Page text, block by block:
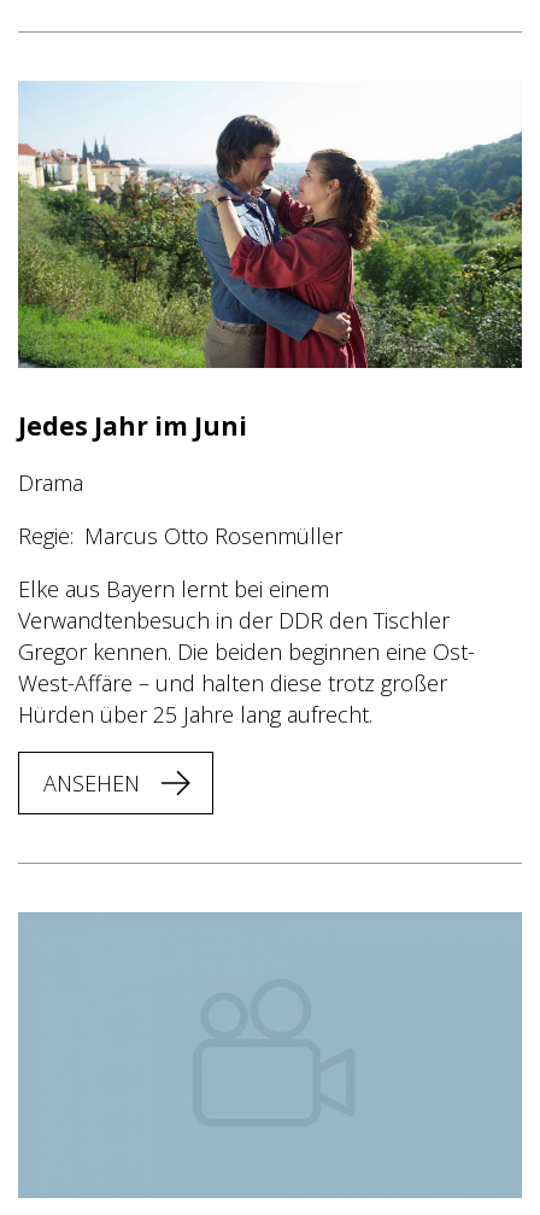
Jedes Jahr im Juni
Drama
Regie
Marcus Otto Rosenmüller
Elke aus Bayern lernt bei einem
Verwandtenbesuch in der DDR den Tischler
Gregor kennen. Die beiden beginnen eine Ost-
West-Affäre – und halten diese trotz großer
Hürden über 25 Jahre lang aufrecht.
ANSEHEN